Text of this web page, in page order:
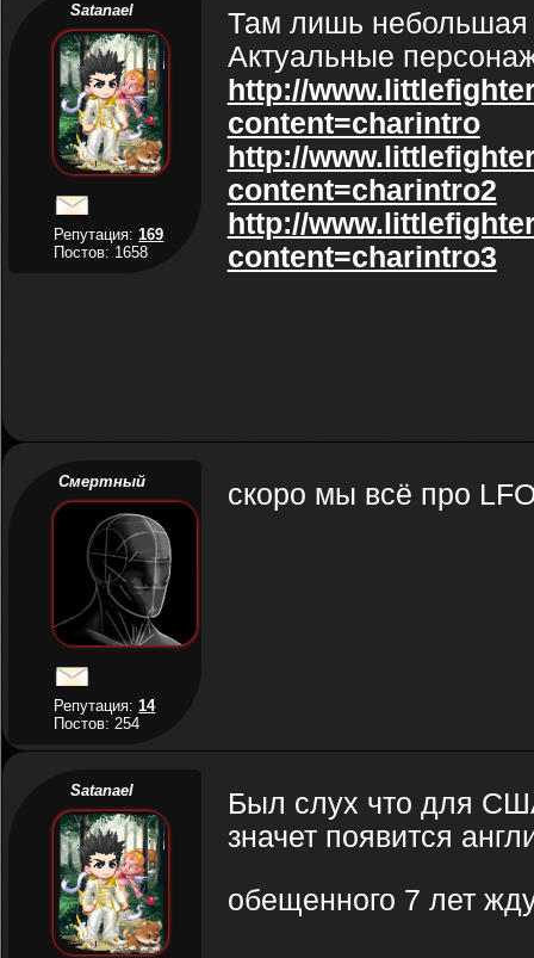
Satanael
Репутация:169
Постов: 1658
Там лишь небольшая
Актуальные
http://
content=charintro
http://
content=charintro2
http://
content=charintro3
Смертный
Репутация:14
Постов: 254
скоро мы всё про
Satanael
Был слух что для
значет появится
обещенного 7 лет